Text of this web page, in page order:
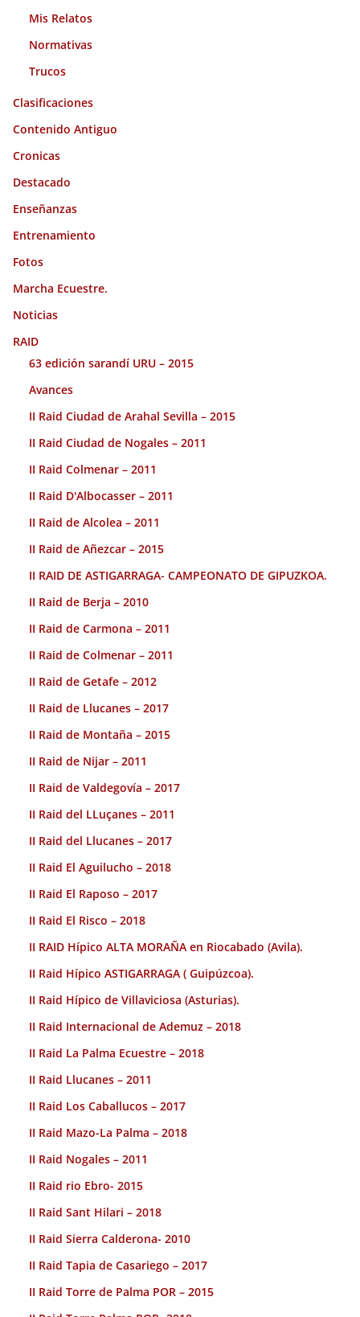
Mis Relatos
Normativas
Trucos
Clasificaciones
Contenido Antiguo
Cronicas
Destacado
Enseñanzas
Entrenamiento
Fotos
Marcha Ecuestre.
Noticias
RAID
63 edición sarandí URU – 2015
Avances
II Raid Ciudad de Arahal Sevilla – 2015
II Raid Ciudad de Nogales – 2011
II Raid Colmenar – 2011
II Raid D'Albocasser – 2011
II Raid de Alcolea – 2011
II Raid de Añezcar – 2015
II RAID DE ASTIGARRAGA- CAMPEONATO DE GIPUZKOA.
II Raid de Berja – 2010
II Raid de Carmona – 2011
II Raid de Colmenar – 2011
II Raid de Getafe – 2012
II Raid de Llucanes – 2017
II Raid de Montaña – 2015
II Raid de Nijar – 2011
II Raid de Valdegovía – 2017
II Raid del LLuçanes – 2011
II Raid del Llucanes – 2017
II Raid El Aguilucho – 2018
II Raid El Raposo – 2017
II Raid El Risco – 2018
II RAID Hípico ALTA MORAÑA en Riocabado (Avila).
II Raid Hípico ASTIGARRAGA ( Guipúzcoa).
II Raid Hípico de Villaviciosa (Asturias).
II Raid Internacional de Ademuz – 2018
II Raid La Palma Ecuestre – 2018
II Raid Llucanes – 2011
II Raid Los Caballucos – 2017
II Raid Mazo-La Palma – 2018
II Raid Nogales – 2011
II Raid rio Ebro- 2015
II Raid Sant Hilari – 2018
II Raid Sierra Calderona- 2010
II Raid Tapia de Casariego – 2017
II Raid Torre de Palma POR – 2015